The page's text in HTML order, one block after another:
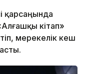
қарсаңында
кітап»
мерекелік кеш